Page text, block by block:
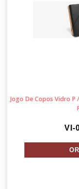
Jogo De Copos Vidro
VI-